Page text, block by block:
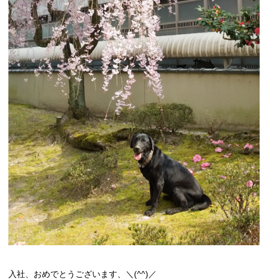
入社、おめでとうございます、＼(^^)／